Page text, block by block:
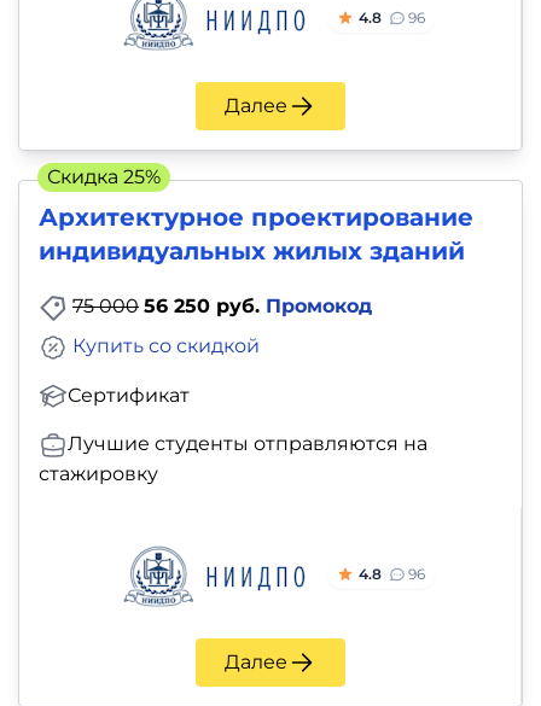
4.8 96
Далее
Архитектурное проектирование
индивидуальных жилых зданий
75 000 56 250 руб. Промокод
Сертификат
Купить со скидкой
Лучшие студенты отправляются на
стажировку
4.8 96
Далее
Скидка 25%